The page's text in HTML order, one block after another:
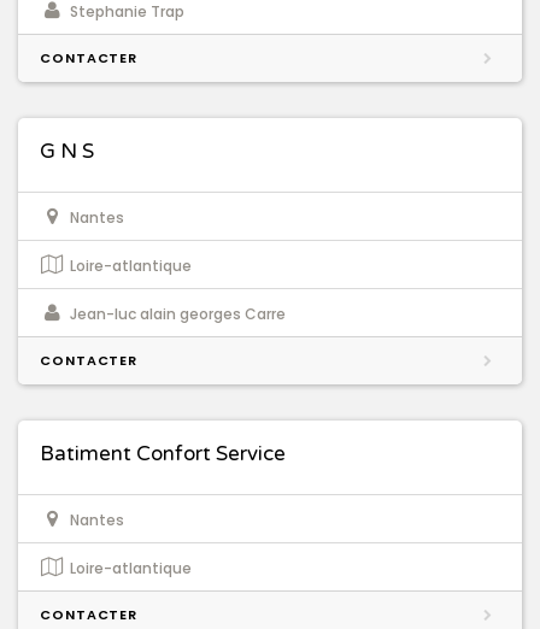
Stephanie Trap
CONTACTER
G N S
Nantes
Loire-atlantique
Jean-luc alain georges Carre
CONTACTER
Batiment Confort Service
Nantes
Loire-atlantique
CONTACTER